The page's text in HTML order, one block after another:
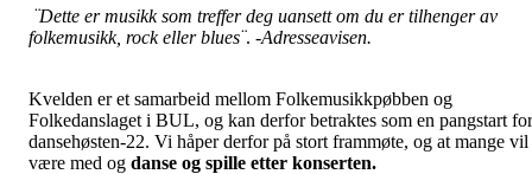
¨Dette er musikk som treffer deg uansett om du er tilhenger av
folkemusikk, rock eller blues¨. -Adresseavisen.
Kvelden er et samarbeid mellom Folkemusikkpøbben og
Folkedanslaget i BUL, og kan derfor betraktes som en pangstart for
dansehøsten-22. Vi håper derfor på stort frammøte, og at mange vil
være med og danse og spille etter konserten.